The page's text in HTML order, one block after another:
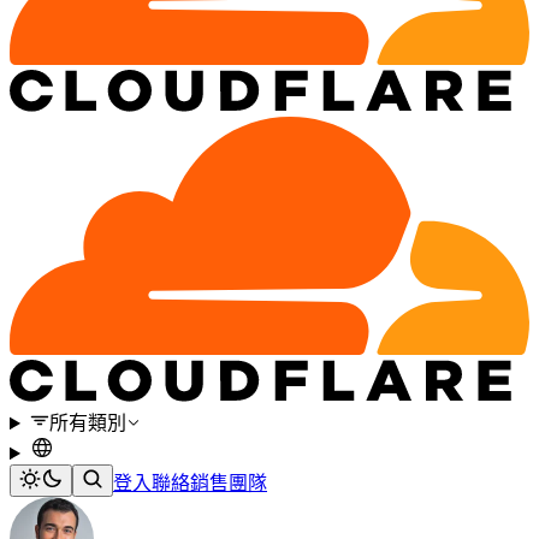
所有類別
登入聯絡銷售團隊